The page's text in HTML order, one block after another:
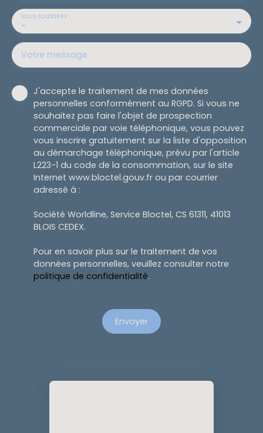
-
Vous souhaitez
Votre message
J'accepte le traitement de mes données
personnelles conformément au RGPD. Si vous ne
souhaitez pas faire l'objet de prospection
commerciale par voie téléphonique, vous pouvez
vous inscrire gratuitement sur la liste d'opposition
au démarchage téléphonique, prévu par l'article
L223-1 du code de la consommation, sur le site
Internet www.bloctel.gouv.fr ou par courrier
adressé à :
Société Worldline, Service Bloctel, CS 61311, 41013
BLOIS CEDEX.
Pour en savoir plus sur le traitement de vos
données personnelles, veuillez consulter notre
politique de confidentialité.
Envoyer